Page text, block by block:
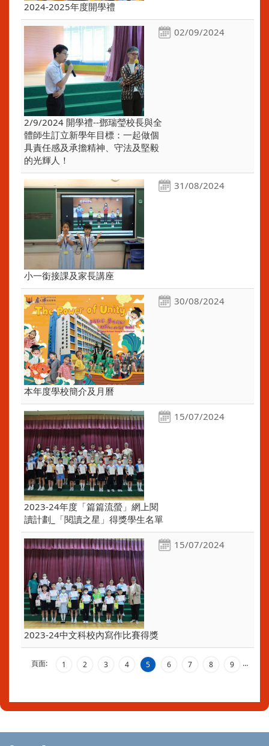
2024-2025年度開學禮
02/09/2024
2/9/2024 開學禮--鄧瑞瑩校長與全
體師生訂立新學年目標：一起做個
具責任感及承擔精神、守法及堅毅
的光輝人！
31/08/2024
小一銜接課及家長講座
30/08/2024
本年度學校簡介及月曆
15/07/2024
2023-24年度「篇篇流螢」網上閱
讀計劃_「閱讀之星」得獎學生名單
15/07/2024
2023-24中文科校內寫作比賽得獎
頁面: 1 2 3 4 5 6 7 8 9 …